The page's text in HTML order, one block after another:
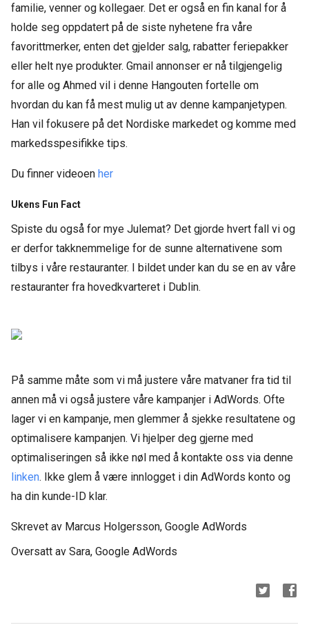
familie, venner og kollegaer. Det er også en fin kanal for å
holde seg oppdatert på de siste nyhetene fra våre
favorittmerker, enten det gjelder salg, rabatter feriepakker
eller helt nye produkter. Gmail annonser er nå tilgjengelig
for alle og Ahmed vil i denne Hangouten fortelle om
hvordan du kan få mest mulig ut av denne kampanjetypen.
Han vil fokusere på det Nordiske markedet og komme med
markedsspesifikke tips.
Du finner videoen her
Ukens Fun Fact
Spiste du også for mye Julemat? Det gjorde hvert fall vi og
er derfor takknemmelige for de sunne alternativene som
tilbys i våre restauranter. I bildet under kan du se en av våre
restauranter fra hovedkvarteret i Dublin.
På samme måte som vi må justere våre matvaner fra tid til
annen må vi også justere våre kampanjer i AdWords. Ofte
lager vi en kampanje, men glemmer å sjekke resultatene og
optimalisere kampanjen. Vi hjelper deg gjerne med
optimaliseringen så ikke nøl med å kontakte oss via denne
linken. Ikke glem å være innlogget i din AdWords konto og
ha din kunde-ID klar.
Skrevet av Marcus Holgersson, Google AdWords
Oversatt av Sara, Google AdWords